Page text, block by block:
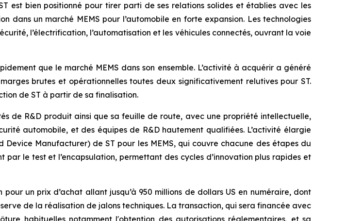
est bien positionné pour tirer parti de ses relations solides et établies avec les
dans un marché MEMS pour l’automobile en forte expansion. Les technologies
l’électrification, l’automatisation et les véhicules connectés, ouvrant la voie
que le marché MEMS dans son ensemble. L’activité à acquérir a généré
brutes et opérationnelles toutes deux significativement relutives pour ST.
de ST à partir de sa finalisation.
de R&D produit ainsi que sa feuille de route, avec une propriété intellectuelle,
automobile, et des équipes de R&D hautement qualifiées. L’activité élargie
Manufacturer) de ST pour les MEMS, qui couvre chacune des étapes du
le test et l’encapsulation, permettant des cycles d’innovation plus rapides et
un prix d’achat allant jusqu’à 950 millions de dollars US en numéraire, dont
de la réalisation de jalons techniques. La transaction, qui sera financée avec
habituelles notamment l'obtention des autorisations réglementaires, et sa